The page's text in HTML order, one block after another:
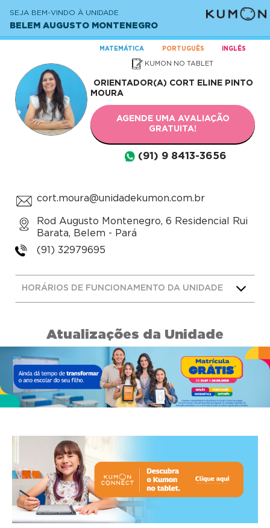
SEJA BEM-VINDO À UNIDADE
BELEM AUGUSTO MONTENEGRO
MATEMÁTICA PORTUGUÊS INGLÊS
KUMON NO TABLET
ORIENTADOR(A) CORT ELINE PINTO
MOURA
AGENDE UMA AVALIAÇÃO
GRATUITA!
(91) 9 8413-3656
cort.moura@unidadekumon.com.br
Rod Augusto Montenegro, 6 Residencial Rui
Barata, Belem - Pará
(91) 32979695
HORÁRIOS DE FUNCIONAMENTO DA UNIDADE
Atualizações da Unidade